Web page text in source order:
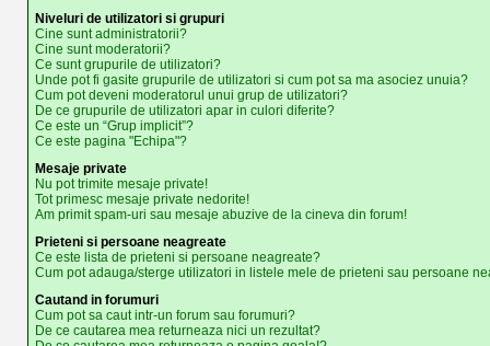
Niveluri de utilizatori si grupuri
Cine sunt administratorii?
Cine sunt moderatorii?
Ce sunt grupurile de utilizatori?
Unde pot fi gasite grupurile de utilizatori si cum pot sa ma asociez unuia?
Cum pot deveni moderatorul unui grup de utilizatori?
De ce grupurile de utilizatori apar in culori diferite?
Ce este un “Grup implicit”?
Ce este pagina "Echipa"?
Mesaje private
Nu pot trimite mesaje private!
Tot primesc mesaje private nedorite!
Am primit spam-uri sau mesaje abuzive de la cineva din forum!
Prieteni si persoane neagreate
Ce este lista de prieteni si persoane neagreate?
Cum pot adauga/sterge utilizatori in listele mele de prieteni sau persoane
Cautand in forumuri
Cum pot sa caut intr-un forum sau forumuri?
De ce cautarea mea returneaza nici un rezultat?